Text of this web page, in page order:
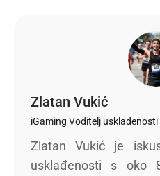
Zlatan Vukić
iGaming Voditelj usklađenosti
Zlatan Vukić je
usklađenosti s oko